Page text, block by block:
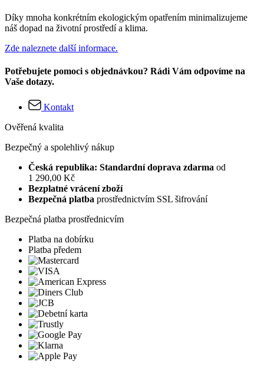
Díky mnoha konkrétním ekologickým opatřením minimalizujeme
náš dopad na životní prostředí a klima.
Zde naleznete další informace.
Potřebujete pomoci s objednávkou? Rádi Vám odpovíme na
Vaše dotazy.
Kontakt
Ověřená kvalita
Bezpečný a spolehlivý nákup
Česká republika: Standardní doprava zdarma od
1 290,00 Kč
Bezplatné vrácení zboží
Bezpečná platba prostřednictvím SSL šifrování
Bezpečná platba prostřednicvím
Platba na dobírku
Platba předem